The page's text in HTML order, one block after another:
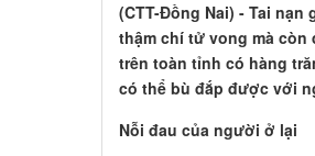
​(CTT-Đồng Nai) - Tai
thậm chí tử vong mà còn
trên toàn tỉnh có hàng
có thể bù đắp được với
Nỗi đau của người ở lại